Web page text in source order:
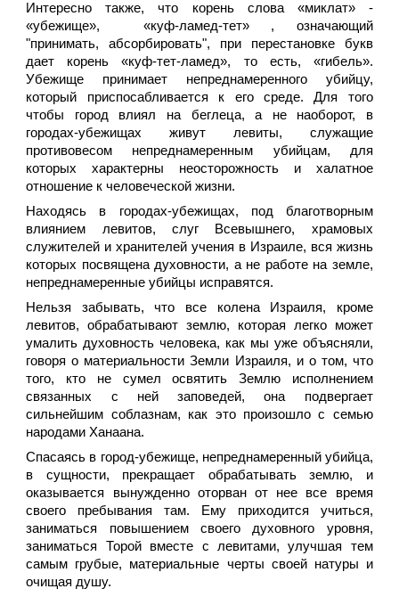
Интересно также, что корень слова «миклат» -
«убежище», «куф-ламед-тет» , означающий
"принимать, абсорбировать", при перестановке букв
дает корень «куф-тет-ламед», то есть, «гибель».
Убежище принимает непреднамеренного убийцу,
который приспосабливается к его среде. Для того
чтобы город влиял на беглеца, а не наоборот, в
городах-убежищах живут левиты, служащие
противовесом непреднамеренным убийцам, для
которых характерны неосторожность и халатное
отношение к человеческой жизни.
Находясь в городах-убежищах, под благотворным
влиянием левитов, слуг Всевышнего, храмовых
служителей и хранителей учения в Израиле, вся жизнь
которых посвящена духовности, а не работе на земле,
непреднамеренные убийцы исправятся.
Нельзя забывать, что все колена Израиля, кроме
левитов, обрабатывают землю, которая легко может
умалить духовность человека, как мы уже объясняли,
говоря о материальности Земли Израиля, и о том, что
того, кто не сумел освятить Землю исполнением
связанных с ней заповедей, она подвергает
сильнейшим соблазнам, как это произошло с семью
народами Ханаана.
Спасаясь в город-убежище, непреднамеренный убийца,
в сущности, прекращает обрабатывать землю, и
оказывается вынужденно оторван от нее все время
своего пребывания там. Ему приходится учиться,
заниматься повышением своего духовного уровня,
заниматься Торой вместе с левитами, улучшая тем
самым грубые, материальные черты своей натуры и
очищая душу.